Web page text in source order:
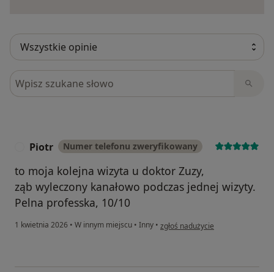
Szukaj w opiniach
Piotr Numer telefonu zweryfikowany
to moja kolejna wizyta u doktor Zuzy,
ząb wyleczony kanałowo podczas jednej wizyty.
Pelna professka, 10/10
1 kwietnia 2026 • W innym miejscu • Inny • w opinii użytkownika Piotr
zgłoś nadużycie